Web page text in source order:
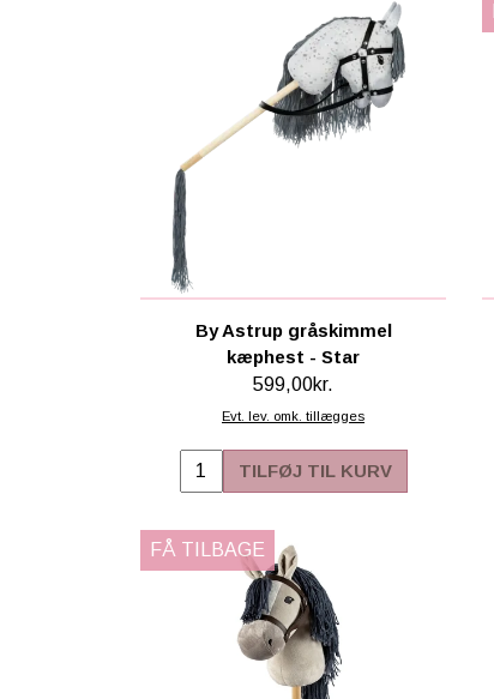
By Astrup gråskimmel
kæphest - Star
599,00kr.
Evt. lev. omk. tillægges
TILFØJ TIL KURV
FÅ TILBAGE